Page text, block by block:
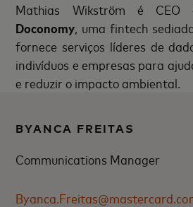
Mathias Wikström é CEO
Doconomy, uma fintech
fornece serviços líderes de
indivíduos e empresas para
e reduzir o impacto ambiental.
BYANCA FREITAS
Communications Manager